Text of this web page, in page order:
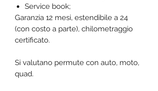
Service book;
Garanzia 12 mesi, estendibile a 24
(con costo a parte), chilometraggio
certificato.
Si valutano permute con auto, moto,
quad.